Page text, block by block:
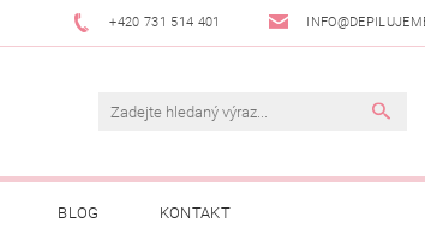
+420 731 514 401
BLOG KONTAKT